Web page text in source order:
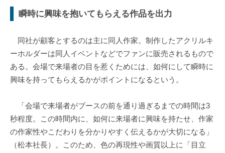
瞬時に興味を抱いてもらえる作品を出力
同社が顧客とするのは主に同人作家。制作したアクリルキ
ーホルダーは同人イベントなどでファンに販売されるもので
ある。会場で来場者の目を惹くためには、如何にして瞬時に
興味を持ってもらえるかがポイントになるという。
「会場で来場者がブースの前を通り過ぎるまでの時間は3
秒程度。この時間内に、如何に来場者に興味を持たせ、作家
の作家性やこだわりを分かりやすく伝えるかが大切になる」
（松本社長）。このため、色の再現性や画質以上に「目立